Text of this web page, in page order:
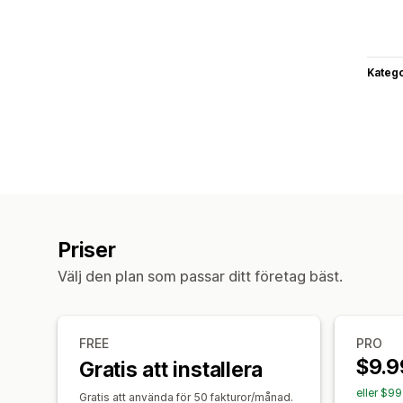
Priser
Välj den plan som passar ditt företag bäst.
FREE
Gratis att installera
Gratis att använda för 50 fakturor/månad.
PRO
eller